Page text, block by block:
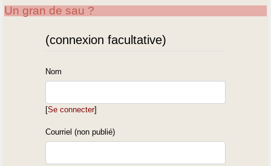
Un gran de sau ?
(connexion facultative)
Nom
[Se connecter]
Courriel (non publié)